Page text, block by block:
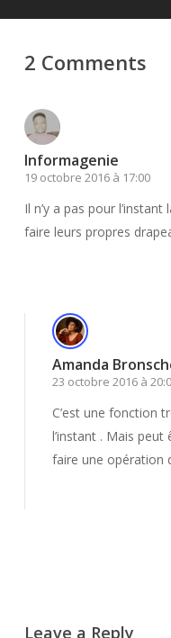
2 Comments
Informagenie
19 octobre 2016 à 17:00
Il n’y a pas pour
faire leurs propres
Amanda
23 octobre 2016 à
C’est une fonction
l’instant . Mais
faire une opération
Leave a Reply